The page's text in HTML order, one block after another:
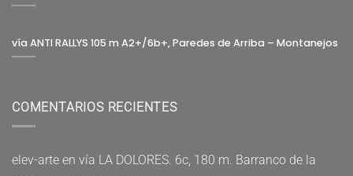
vía ANTI RALLYS 105 m A2+/6b+, Paredes de Arriba – Montanejos
COMENTARIOS RECIENTES
elev-arte en vía LA DOLORES. 6c, 180 m. Barranco de la